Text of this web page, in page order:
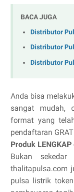
BACA JUGA
Distributor
Distributor
Distributor
Anda bisa
sangat mudah,
format yang
pendaftaran
Produk LENGKAP
Bukan
thalitapulsa.com
pulsa listrik